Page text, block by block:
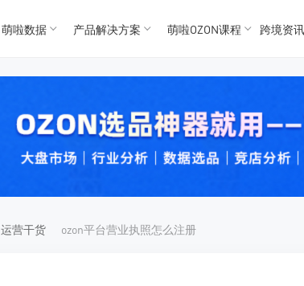
For Ozon
For OZon
TK
TK
萌啦数据 产品解决方案 萌啦OZON课程 跨境资
运营干货 ozon平台营业执照怎么注册